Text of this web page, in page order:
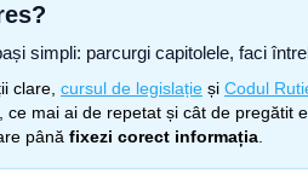
simpli: parcurgi capitolele, faci
clare, cursul de legislație și Codul
mai ai de repetat și cât de pregătit
până fixezi corect informația